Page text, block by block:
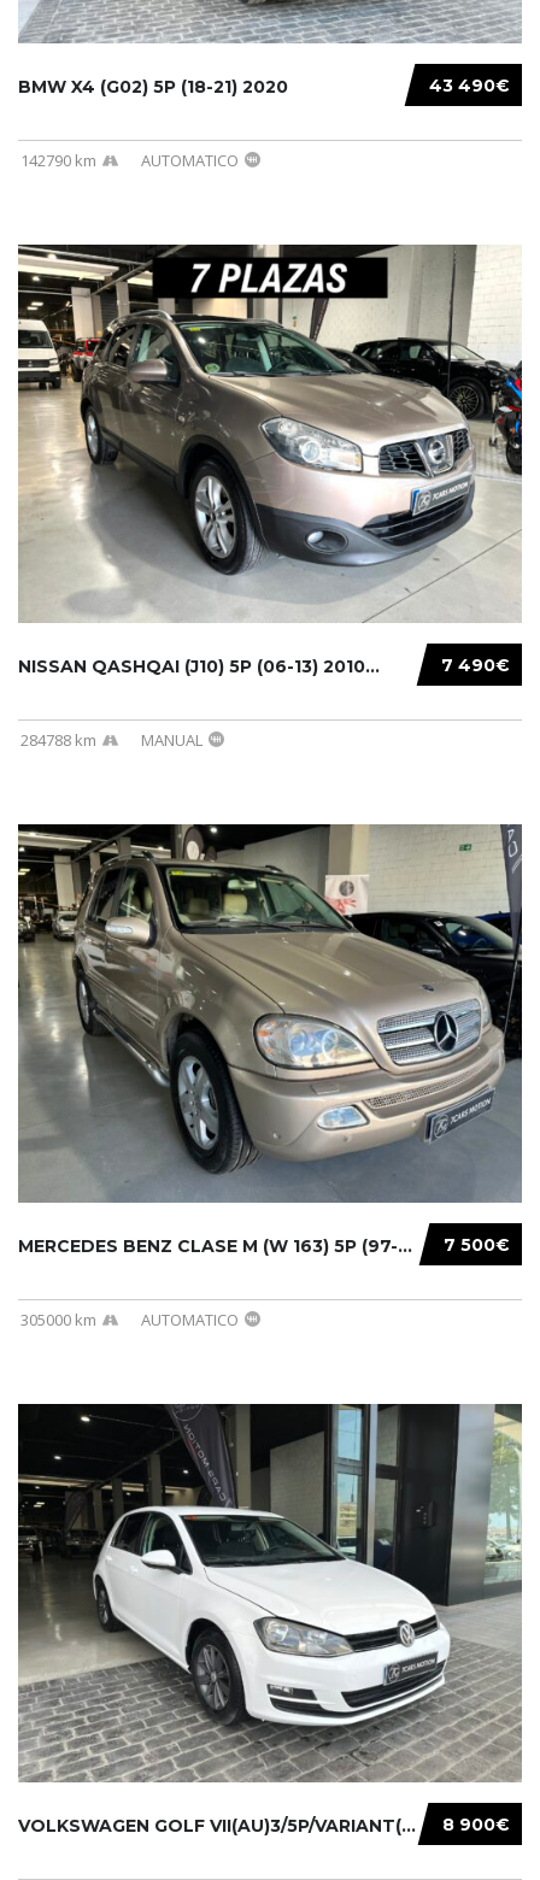
43 490€
BMW X4 (G02) 5P (18-21) 2020
142790 km AUTOMATICO
7 490€
NISSAN QASHQAI (J10) 5P (06-13) 2010...
284788 km MANUAL
7 500€
MERCEDES BENZ CLASE M (W 163) 5P (97-05) 200...
305000 km AUTOMATICO
8 900€
VOLKSWAGEN GOLF VII(AU)3/5P/VARIANT(12-16 20...